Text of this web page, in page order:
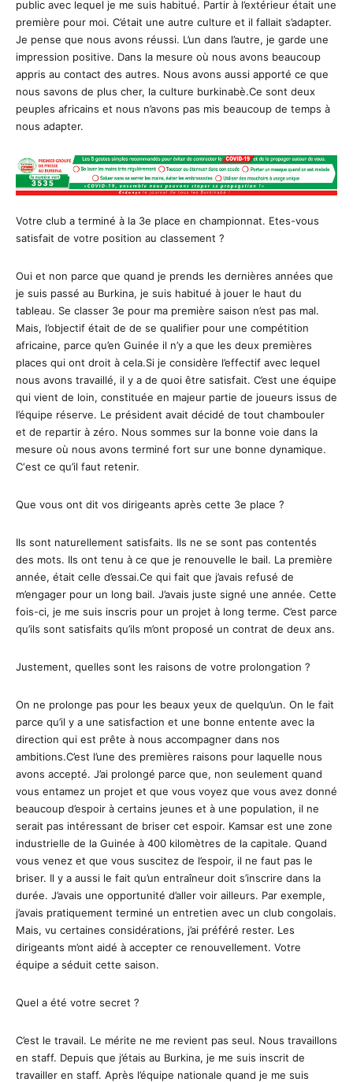
public avec lequel je me suis habitué. Partir à l’extérieur était une
première pour moi. C’était une autre culture et il fallait s’adapter.
Je pense que nous avons réussi. L’un dans l’autre, je garde une
impression positive. Dans la mesure où nous avons beaucoup
appris au contact des autres. Nous avons aussi apporté ce que
nous savons de plus cher, la culture burkinabè.Ce sont deux
peuples africains et nous n’avons pas mis beaucoup de temps à
nous adapter.
Votre club a terminé à la 3e place en championnat. Etes-vous
satisfait de votre position au classement ?
Oui et non parce que quand je prends les dernières années que
je suis passé au Burkina, je suis habitué à jouer le haut du
tableau. Se classer 3e pour ma première saison n’est pas mal.
Mais, l’objectif était de de se qualifier pour une compétition
africaine, parce qu’en Guinée il n’y a que les deux premières
places qui ont droit à cela.Si je considère l’effectif avec lequel
nous avons travaillé, il y a de quoi être satisfait. C’est une équipe
qui vient de loin, constituée en majeur partie de joueurs issus de
l’équipe réserve. Le président avait décidé de tout chambouler
et de repartir à zéro. Nous sommes sur la bonne voie dans la
mesure où nous avons terminé fort sur une bonne dynamique.
C‘est ce qu’il faut retenir.
Que vous ont dit vos dirigeants après cette 3e place ?
Ils sont naturellement satisfaits. Ils ne se sont pas contentés
des mots. Ils ont tenu à ce que je renouvelle le bail. La première
année, était celle d’essai.Ce qui fait que j’avais refusé de
m’engager pour un long bail. J’avais juste signé une année. Cette
fois-ci, je me suis inscris pour un projet à long terme. C’est parce
qu’ils sont satisfaits qu’ils m’ont proposé un contrat de deux ans.
Justement, quelles sont les raisons de votre prolongation ?
On ne prolonge pas pour les beaux yeux de quelqu’un. On le fait
parce qu’il y a une satisfaction et une bonne entente avec la
direction qui est prête à nous accompagner dans nos
ambitions.C’est l’une des premières raisons pour laquelle nous
avons accepté. J’ai prolongé parce que, non seulement quand
vous entamez un projet et que vous voyez que vous avez donné
beaucoup d’espoir à certains jeunes et à une population, il ne
serait pas intéressant de briser cet espoir. Kamsar est une zone
industrielle de la Guinée à 400 kilomètres de la capitale. Quand
vous venez et que vous suscitez de l’espoir, il ne faut pas le
briser. Il y a aussi le fait qu’un entraîneur doit s’inscrire dans la
durée. J’avais une opportunité d’aller voir ailleurs. Par exemple,
j’avais pratiquement terminé un entretien avec un club congolais.
Mais, vu certaines considérations, j’ai préféré rester. Les
dirigeants m’ont aidé à accepter ce renouvellement. Votre
équipe a séduit cette saison.
Quel a été votre secret ?
C’est le travail. Le mérite ne me revient pas seul. Nous travaillons
en staff. Depuis que j’étais au Burkina, je me suis inscrit de
travailler en staff. Après l’équipe nationale quand je me suis